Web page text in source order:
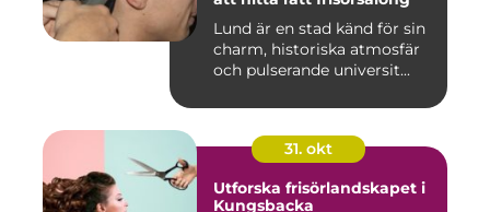
Lund är en stad känd för sin
charm, historiska atmosfär
och pulserande universit...
31. okt
Utforska frisörlandskapet i
Kungsbacka